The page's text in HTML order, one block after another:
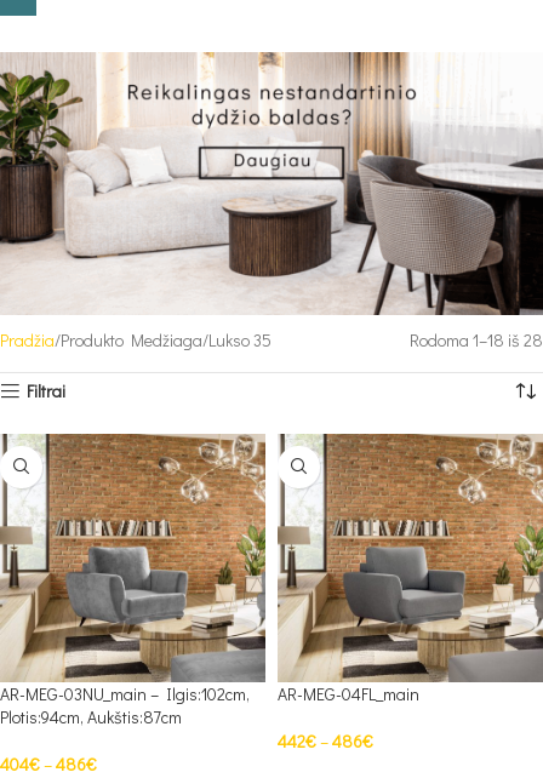
Pradžia Produkto Medžiaga Lukso 35 Rodoma 1–18 iš 28
Filtrai
AR-MEG-03NU_main – Ilgis:102cm,
Plotis:94cm, Aukštis:87cm
404€–486€
AR-MEG-04FL_main
442€–486€